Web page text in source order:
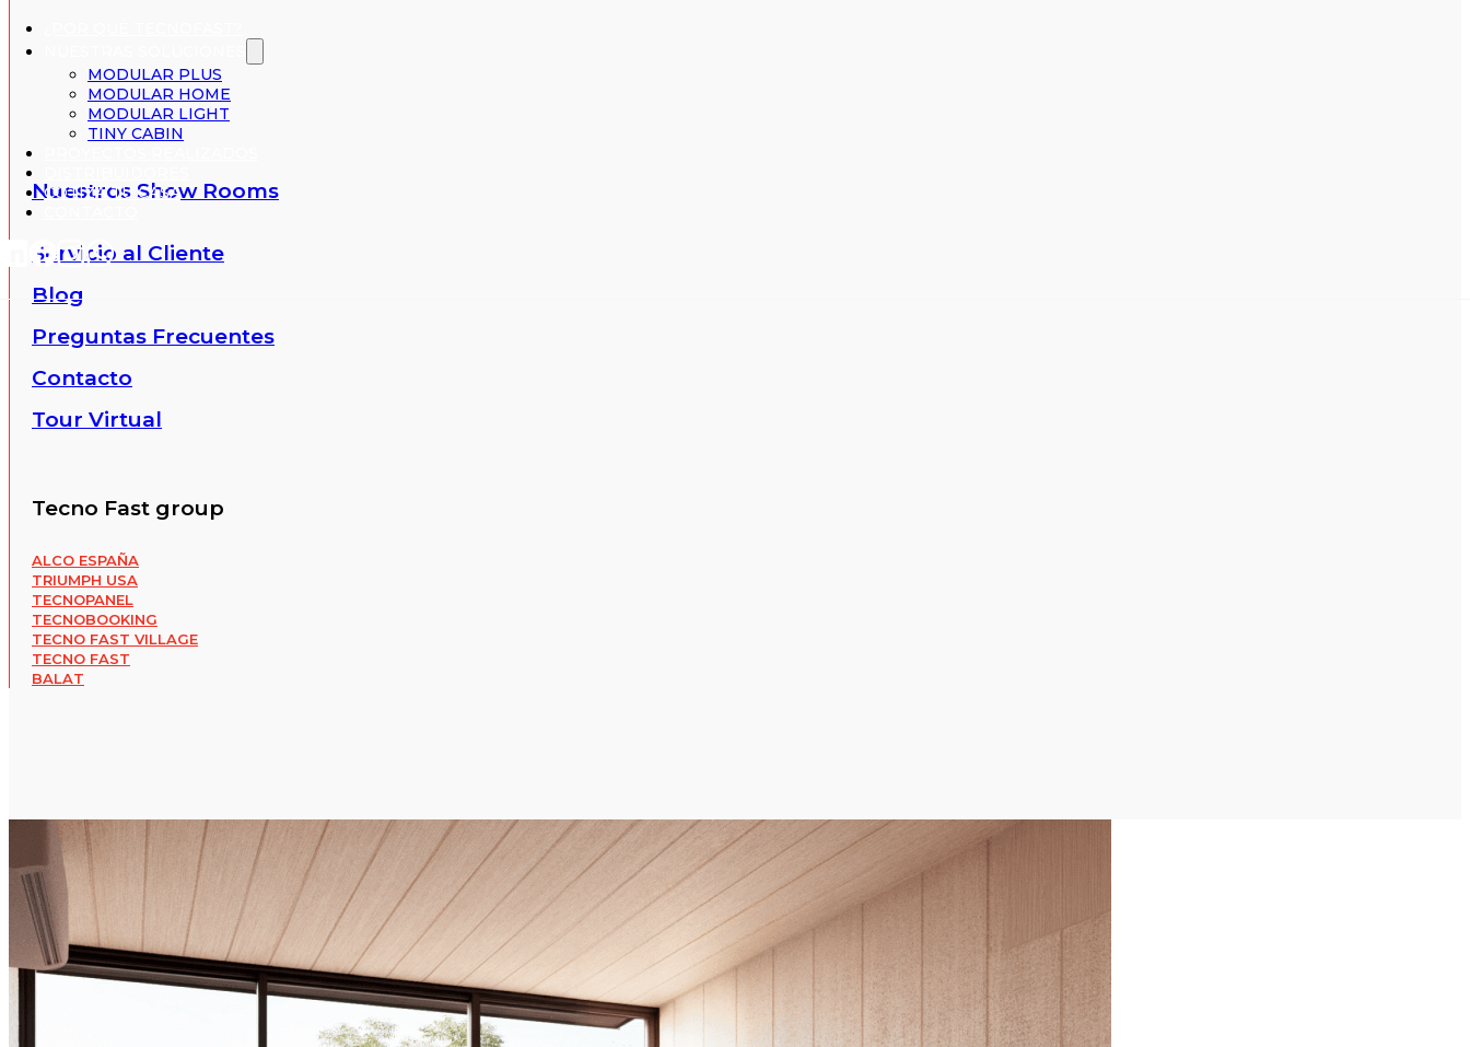
MODULAR PLUS
MODULAR HOME
MODULAR LIGHT
TINY CABIN
COTIZA TU CASA
Nuestros Show Rooms
Servicio al Cliente
Blog
Preguntas Frecuentes
Contacto
Tour Virtual
Tecno Fast group
ALCO ESPAÑA
TRIUMPH USA
TECNOPANEL
TECNOBOOKING
TECNO FAST VILLAGE
TECNO FAST
BALAT